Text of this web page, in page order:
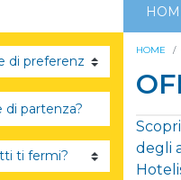
HOME
degli